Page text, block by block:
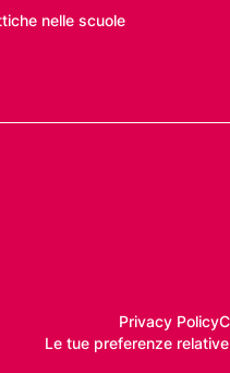
nelle scuole
Privacy Policy
Le tue preferenze